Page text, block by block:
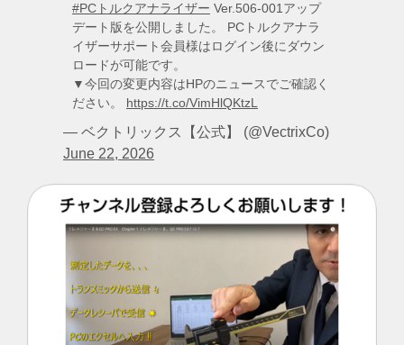
#PCトルクアナライザー Ver.506-001アップ
デート版を公開しました。 PCトルクアナラ
イザーサポート会員様はログイン後にダウン
ロードが可能です。
▼今回の変更内容はHPのニュースでご確認く
ださい。 https://t.co/VimHlQKtzL
— ベクトリックス【公式】 (@VectrixCo)
June 22, 2026